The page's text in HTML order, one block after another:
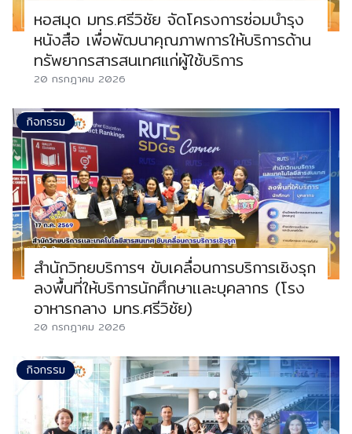
หอสมุด มทร.ศรีวิชัย จัดโครงการซ่อมบำรุง
หนังสือ เพื่อพัฒนาคุณภาพการให้บริการด้าน
ทรัพยากรสารสนเทศแก่ผู้ใช้บริการ
20 กรกฎาคม 2026
กิจกรรม
สำนักวิทยบริการฯ ขับเคลื่อนการบริการเชิงรุก
ลงพื้นที่ให้บริการนักศึกษาเเละบุคลากร (โรง
อาหารกลาง มทร.ศรีวิชัย)
20 กรกฎาคม 2026
กิจกรรม